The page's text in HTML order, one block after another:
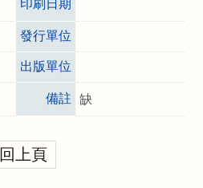
印刷日期
發行單位
出版單位
備註 缺
回上頁